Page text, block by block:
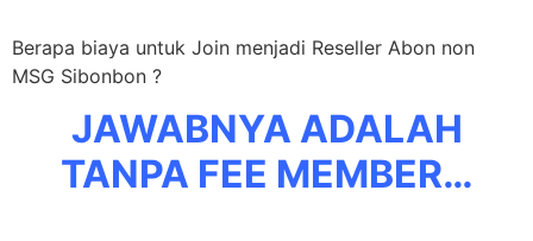
Berapa biaya untuk Join menjadi Reseller Abon non
MSG Sibonbon ?
JAWABNYA ADALAH
TANPA FEE MEMBER…